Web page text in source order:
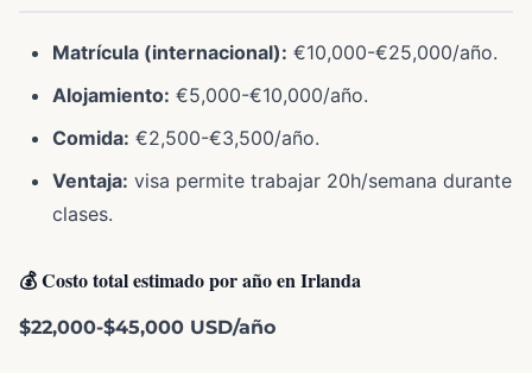
Matrícula (internacional): €10,000-€25,000/año.
Alojamiento: €5,000-€10,000/año.
Comida: €2,500-€3,500/año.
Ventaja: visa permite trabajar 20h/semana durante
clases.
💰 Costo total estimado por año en Irlanda
$22,000-$45,000 USD/año